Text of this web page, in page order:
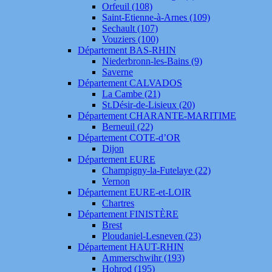
Orfeuil (108)
Saint-Etienne-à-Arnes (109)
Sechault (107)
Vouziers (100)
Département BAS-RHIN
Niederbronn-les-Bains (9)
Saverne
Département CALVADOS
La Cambe (21)
St.Désir-de-Lisieux (20)
Département CHARANTE-MARITIME
Berneuil (22)
Département COTE-d’OR
Dijon
Département EURE
Champigny-la-Futelaye (22)
Vernon
Département EURE-et-LOIR
Chartres
Département FINISTÈRE
Brest
Ploudaniel-Lesneven (23)
Département HAUT-RHIN
Ammerschwihr (193)
Hohrod (195)